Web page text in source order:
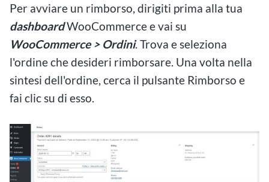
Per avviare un rimborso, dirigiti prima alla tua
dashboardWooCommerce e vai su
WooCommerce > Ordini. Trova e seleziona
l'ordine che desideri rimborsare. Una volta nella
sintesi dell'ordine, cerca il pulsante Rimborso e
fai clic su di esso.